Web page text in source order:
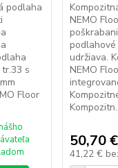
podlaha
s
Floor
NEMO
udržiava.
NEMO
50,70 €
41,22 €